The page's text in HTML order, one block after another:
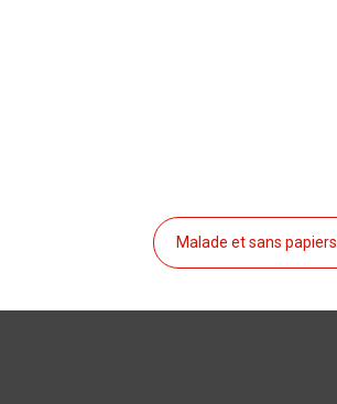
Malade et sans papiers